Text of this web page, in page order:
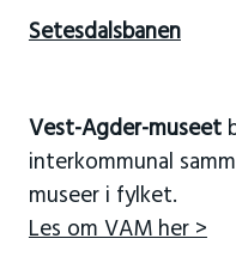
Setesdalsbanen
Vest-Agder-museet
interkommunal
museer i fylket.
Les om VAM her >